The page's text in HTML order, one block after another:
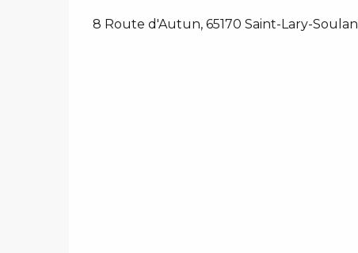
8 Route d'Autun, 65170 Saint-Lary-Soulan